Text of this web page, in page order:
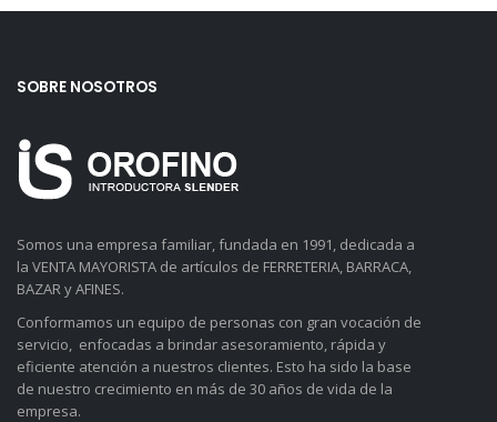
SOBRE NOSOTROS
Somos una empresa familiar, fundada en 1991, dedicada a
la VENTA MAYORISTA de artículos de FERRETERIA, BARRACA,
BAZAR y AFINES.
Conformamos un equipo de personas con gran vocación de
servicio, enfocadas a brindar asesoramiento, rápida y
eficiente atención a nuestros clientes. Esto ha sido la base
de nuestro crecimiento en más de 30 años de vida de la
empresa.